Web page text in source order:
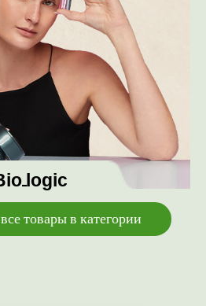
товары в категории